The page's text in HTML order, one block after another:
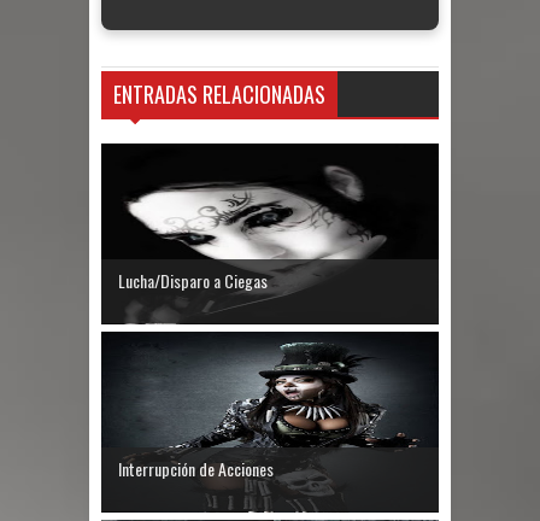
ENTRADAS RELACIONADAS
Lucha/Disparo a Ciegas
Interrupción de Acciones